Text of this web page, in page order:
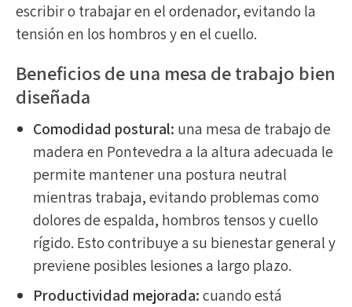
escribir o trabajar en el ordenador, evitando la
tensión en los hombros y en el cuello.
Beneficios de una mesa de trabajo bien
diseñada
Comodidad postural: una mesa de trabajo de
madera en Pontevedra a la altura adecuada le
permite mantener una postura neutral
mientras trabaja, evitando problemas como
dolores de espalda, hombros tensos y cuello
rígido. Esto contribuye a su bienestar general y
previene posibles lesiones a largo plazo.
Productividad mejorada:cuando está